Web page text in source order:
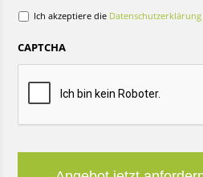
Ich akzeptiere die Datenschutzerklärung
CAPTCHA